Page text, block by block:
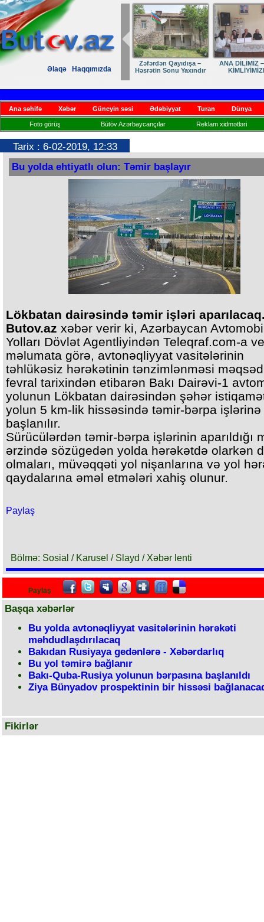
Əlaqə Haqqımızda
Zəfərdən Qayıdışa –
Həsrətin Sonu Yaxındır
ANA DİLİMİZ
Ana səhifə Xəbər Güneyin səsi Ədəbiyyat Turan Dünya
Foto görüş Bütöv Azərbaycançılar Reklam xidmətləri
Tarix : 6-02-2019, 12:33
Bu yolda ehtiyatlı olun: Təmir başlayır
Lökbatan dairəsində təmir işləri
Butov.az xəbər verir ki, Azərbaycan
Yolları Dövlət Agentliyindən Teleqraf.com-a
məlumata görə, avtonəqliyyat vasitələrinin
təhlükəsiz hərəkətinin tənzimlənməsi
fevral tarixindən etibarən Bakı Dairəvi-1
yolunun Lökbatan dairəsindən şəhər
yolun 5 km-lik hissəsində təmir-bərpa işlərinə
başlanılır.
Sürücülərdən təmir-bərpa işlərinin aparıldığı
ərzində sözügedən yolda hərəkətdə olarkən
olmaları, müvəqqəti yol nişanlarına və yol
qaydalarına əməl etmələri xahiş olunur.
Paylaş
Bölmə: Sosial / Karusel / Slayd / Xəbər lenti
Paylaş
Başqa xəbərlər
Bu yolda avtonəqliyyat vasitələrinin hərəkəti
məhdudlaşdırılacaq
Bakıdan Rusiyaya gedənlərə - Xəbərdarlıq
Bu yol təmirə bağlanır
Bakı-Quba-Rusiya yolunun bərpasına başlanıldı
Ziya Bünyadov prospektinin bir hissəsi
Fikirlər